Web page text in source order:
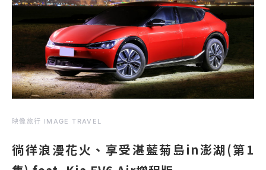
映像旅行 IMAGE TRAVEL
徜徉浪漫花火、享受湛藍菊島in澎湖(第1